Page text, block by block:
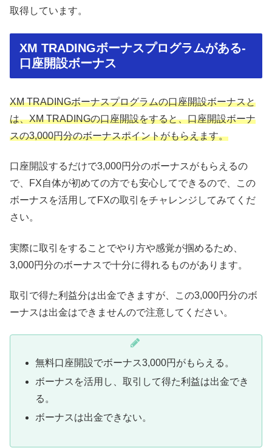
取得しています。
XM TRADINGボーナスプログラムがある-
口座開設ボーナス
XM TRADINGボーナスプログラムの口座開設ボーナスと
は、XM TRADINGの口座開設をすると、口座開設ボーナ
スの3,000円分のボーナスポイントがもらえます。
口座開設するだけで3,000円分のボーナスがもらえるの
で、FX自体が初めての方でも安心してできるので、この
ボーナスを活用してFXの取引をチャレンジしてみてくだ
さい。
実際に取引をすることでやり方や感覚が掴めるため、
3,000円分のボーナスで十分に得れるものがあります。
取引で得た利益分は出金できますが、この3,000円分のボ
ーナスは出金はできませんので注意してください。
無料口座開設でボーナス3,000円がもらえる。
ボーナスを活用し、取引して得た利益は出金でき
る。
ボーナスは出金できない。